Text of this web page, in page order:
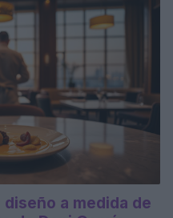
diseño a medida de